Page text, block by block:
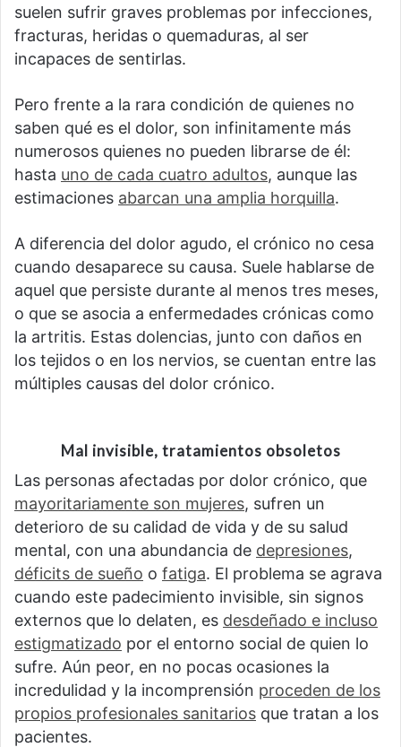
suelen sufrir graves problemas por infecciones,
fracturas, heridas o quemaduras, al ser
incapaces de sentirlas.
Pero frente a la rara condición de quienes no
saben qué es el dolor, son infinitamente más
numerosos quienes no pueden librarse de él:
hasta uno de cada cuatro adultos, aunque las
estimaciones abarcan una amplia horquilla.
A diferencia del dolor agudo, el crónico no cesa
cuando desaparece su causa. Suele hablarse de
aquel que persiste durante al menos tres meses,
o que se asocia a enfermedades crónicas como
la artritis. Estas dolencias, junto con daños en
los tejidos o en los nervios, se cuentan entre las
múltiples causas del dolor crónico.
Mal invisible, tratamientos obsoletos
Las personas afectadas por dolor crónico, que
mayoritariamente son mujeres, sufren un
deterioro de su calidad de vida y de su salud
mental, con una abundancia de depresiones,
déficits de sueño o fatiga. El problema se agrava
cuando este padecimiento invisible, sin signos
externos que lo delaten, es desdeñado e incluso
estigmatizado por el entorno social de quien lo
sufre. Aún peor, en no pocas ocasiones la
incredulidad y la incomprensión proceden de los
propios profesionales sanitarios que tratan a los
pacientes.